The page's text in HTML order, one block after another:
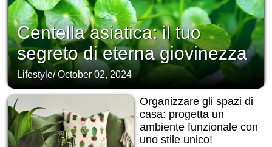
Centella asiatica: il tuo
segreto di eterna giovinezza
Lifestyle/October 02, 2024
Organizzare gli spazi di
casa: progetta un
ambiente funzionale con
uno stile unico!